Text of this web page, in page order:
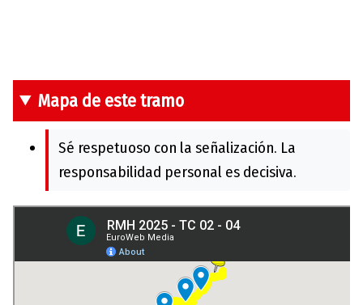
Mapa de este tramo
Sé respetuoso con la señalización. La
responsabilidad personal es decisiva.